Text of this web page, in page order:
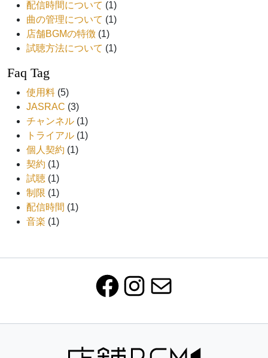
配信時間について (1)
曲の管理について (1)
店舗BGMの特徴 (1)
試聴方法について (1)
Faq Tag
使用料 (5)
JASRAC (3)
チャンネル (1)
トライアル (1)
個人契約 (1)
契約 (1)
試聴 (1)
制限 (1)
配信時間 (1)
音楽 (1)
Facebook
Instagram
Mail